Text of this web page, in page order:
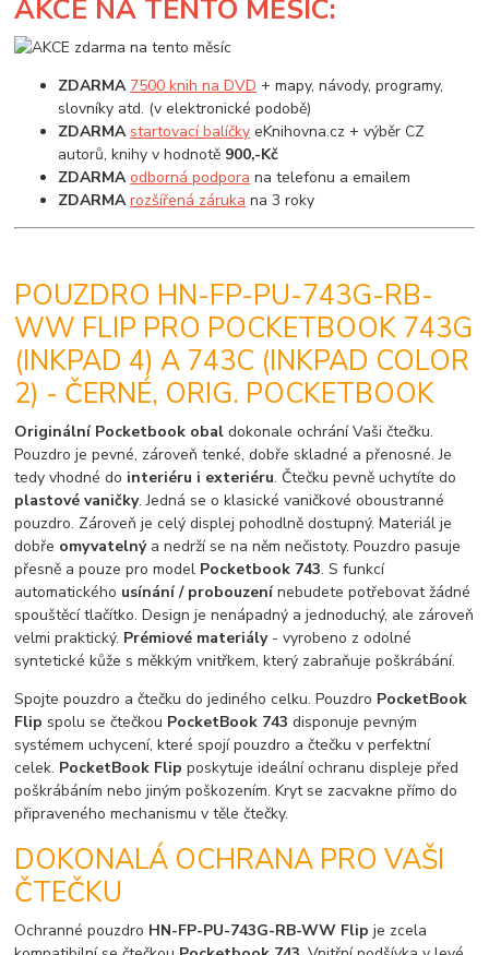
AKCE NA TENTO MĚSÍC:
ZDARMA 7500 knih na DVD + mapy, návody, programy,
slovníky atd. (v elektronické podobě)
ZDARMA startovací balíčky eKnihovna.cz + výběr CZ
autorů, knihy v hodnotě 900,-Kč
ZDARMA odborná podpora na telefonu a emailem
ZDARMA rozšířená záruka na 3 roky
POUZDRO HN-FP-PU-743G-RB-
WW FLIP PRO POCKETBOOK 743G
(INKPAD 4) A 743C (INKPAD COLOR
2) - ČERNÉ, ORIG. POCKETBOOK
Originální Pocketbook obaldokonale ochrání Vaši čtečku.
Pouzdro je pevné, zároveň tenké, dobře skladné a přenosné. Je
tedy vhodné do interiéru i exteriéru. Čtečku pevně uchytíte do
plastové vaničky. Jedná se o klasické vaničkové oboustranné
pouzdro. Zároveň je celý displej pohodlně dostupný. Materiál je
dobře omyvatelný a nedrží se na něm nečistoty. Pouzdro pasuje
přesně a pouze pro model Pocketbook 743. S funkcí
automatického usínání / probouzenínebudete potřebovat žádné
spouštěcí tlačítko. Design je nenápadný a jednoduchý, ale zároveň
velmi praktický. Prémiové materiály- vyrobeno z odolné
syntetické kůže s měkkým vnitřkem, který zabraňuje poškrábání.
Spojte pouzdro a čtečku do jediného celku. Pouzdro PocketBook
Flip spolu se čtečkou PocketBook 743 disponuje pevným
systémem uchycení, které spojí pouzdro a čtečku v perfektní
celek. PocketBook Flip poskytuje ideální ochranu displeje před
poškrábáním nebo jiným poškozením. Kryt se zacvakne přímo do
připraveného mechanismu v těle čtečky.
DOKONALÁ OCHRANA PRO VAŠI
ČTEČKU
Ochranné pouzdro HN-FP-PU-743G-RB-WW Flipje zcela